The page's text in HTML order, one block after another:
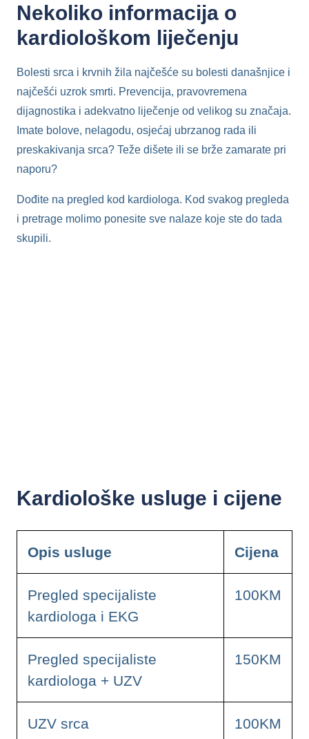
Nekoliko informacija o
kardiološkom liječenju
Bolesti srca i krvnih žila najčešće su bolesti današnjice i
najčešći uzrok smrti. Prevencija, pravovremena
dijagnostika i adekvatno liječenje od velikog su značaja.
Imate bolove, nelagodu, osjećaj ubrzanog rada ili
preskakivanja srca? Teže dišete ili se brže zamarate pri
naporu?
Dođite na pregled kod kardiologa. Kod svakog pregleda
i pretrage molimo ponesite sve nalaze koje ste do tada
skupili.
Kardiološke usluge i cijene
Opis usluge Cijena
Pregled specijaliste
kardiologa i EKG
100KM
Pregled specijaliste
kardiologa + UZV
150KM
UZV srca 100KM